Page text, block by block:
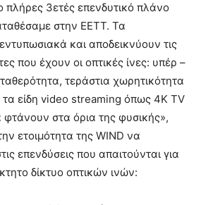
πλήρες 3ετές επενδυτικό πλάνο
στην ΕΕΤΤ. Τα
και αποδεικνύουν τις
που έχουν οι οπτικές ίνες: υπέρ –
τεράστια χωρητικότητα
τα είδη video streaming όπως 4K TV
φτάνουν στα όρια της φυσικής»,
ετοιμότητα της WIND να
επενδύσεις που απαιτούνται για
δίκτυο οπτικών ινών: